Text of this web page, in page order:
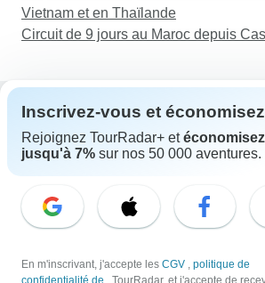
Vietnam et en Thaïlande
Circuit de 9 jours au Maroc depuis
Assistance
Contactez-nous
E-mail: support@tourradar.com
Sélectionnez la langue
Copyright © TourRadar. Tous droits réservés.
Inscrivez-vous et économisez
Rejoignez TourRadar+ etéconomisez
jusqu'à 7% sur nos 50 000 aventures.
En m'inscrivant, j'accepte les CGV , politique de
confidentialité de
, TourRadar, et j'accepte de